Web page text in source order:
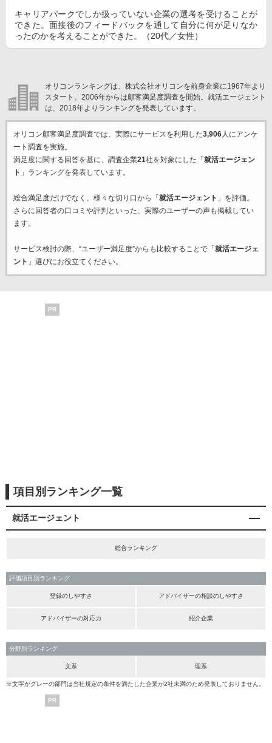
キャリアパークでしか扱っていない企業の選考を受けることが
できた。面接後のフィードバックを通して自分に何が足りなか
ったのかを考えることができた。（20代／女性）
オリコンランキングは、株式会社オリコンを前身企業に1967年より
スタート。2006年からは顧客満足度調査を開始。就活エージェント
は、2018年よりランキングを発表しています。
オリコン顧客満足度調査では、実際にサービスを利用した3,906人にアンケ
ート調査を実施。
満足度に関する回答を基に、調査企業21社を対象にした「 就活エージェン
ト 」ランキングを発表しています。
総合満足度だけでなく、様々な切り口から「 就活エージェント 」を評価。
さらに回答者の口コミや評判といった、実際のユーザーの声も掲載してい
ます。
サービス検討の際、“ユーザー満足度”からも比較することで「 就活エージェ
ント 」選びにお役立てください。
PR
項目別ランキング一覧
就活エージェント
総合ランキング
評価項目別ランキング
登録のしやすさ アドバイザーの相談のしやすさ
アドバイザーの対応力 紹介企業
分野別ランキング
文系 理系
※文字がグレーの部門は当社規定の条件を満たした企業が2社未満のため発表しておりません。
PR